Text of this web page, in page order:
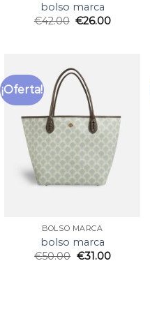
bolso marca
€42.00 €26.00
¡Oferta!
BOLSO MARCA
bolso marca
€50.00 €31.00